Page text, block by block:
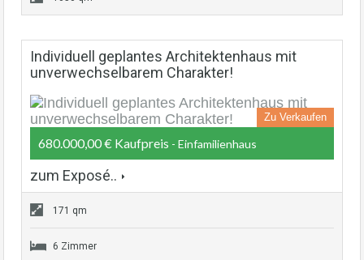
Individuell geplantes Architektenhaus mit
unverwechselbarem Charakter!
Zu Verkaufen
680.000,00 € Kaufpreis - Einfamilienhaus
zum Exposé..
171 qm
6 Zimmer